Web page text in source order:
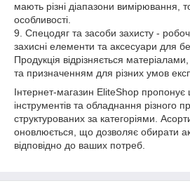
мають різні діапазони вимірювання,
особливості.
9. Спецодяг та засоби захисту -
захисні елементи та аксесуари для
Продукція відрізняється
та призначенням для різних умов
Інтернет-магазин EliteShop пропонує
інструментів та обладнання різного
структурованих за категоріями.
оновлюється, що дозволяє обирати
відповідно до ваших потреб.